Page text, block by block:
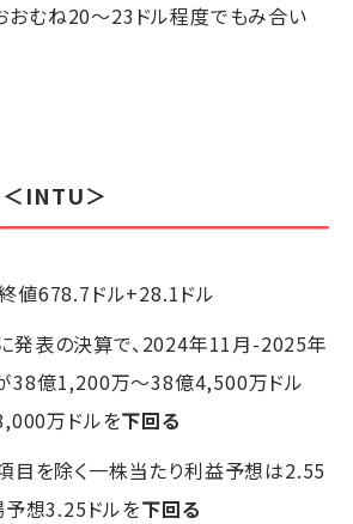
おむね20～23ドル程度でもみ合い
＜INTU＞
値678.7ドル+28.1ドル
発表の決算で、2024年11月-2025年
38億1,200万～38億4,500万ドル
万ドルを下回る
目を除く一株当たり利益予想は2.55
予想3.25ドルを下回る